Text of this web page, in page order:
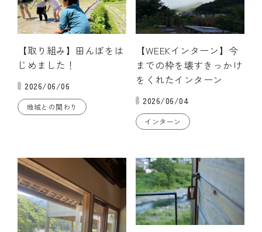
【取り組み】田んぼをは
じめました！
2026/06/06
地域との関わり
【WEEKインターン】今
までの枠を壊すきっかけ
をくれたインターン
2026/06/04
インターン